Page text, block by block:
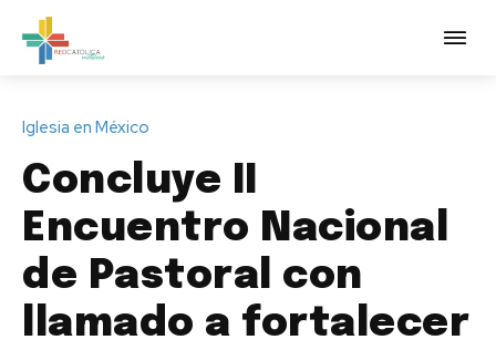
Iglesia en México
Concluye II
Encuentro Nacional
de Pastoral con
llamado a fortalecer